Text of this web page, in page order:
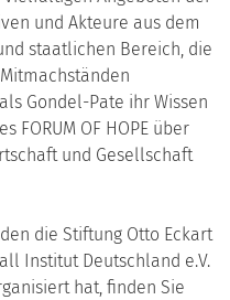
und Akteure aus dem
staatlichen Bereich, die
Mitmachständen
Gondel-Pate ihr Wissen
FORUM OF HOPE über
und Gesellschaft
den die Stiftung Otto Eckart
Institut Deutschland e.V.
hat, finden Sie